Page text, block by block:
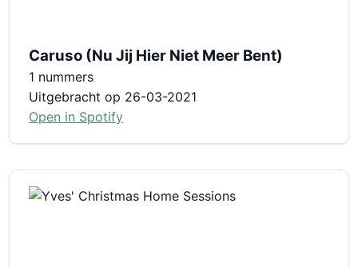
Caruso (Nu Jij Hier Niet Meer Bent)
1 nummers
Uitgebracht op 26-03-2021
Open in Spotify